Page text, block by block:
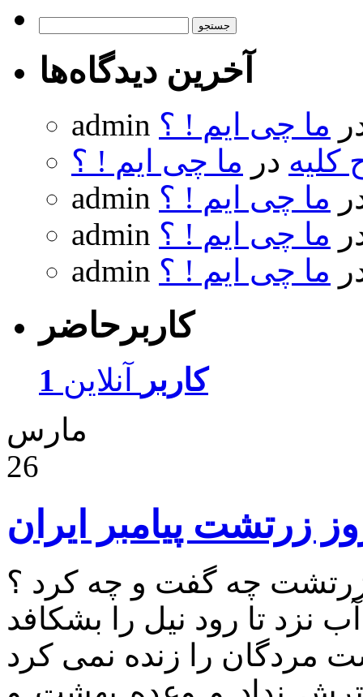
آخرین دیدگاه‌ها
admin ما چی ایم ! ؟
کلیه در ما چی ایم ! ؟
admin ما چی ایم ! ؟
admin ما چی ایم ! ؟
admin ما چی ایم ! ؟
کاربرحاضر
1 کاربر
آنلاین
مارس
26
زرتشت پیامبر ایران
چه گفت و چه کرد ؟